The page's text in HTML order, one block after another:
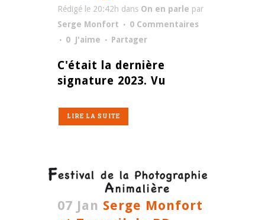
Rédigé le 20:42h dans On en parle par
Serge Monfort
0 Commentaires
0 J'aime Partager
C'était la dernière
signature 2023. Vu
LIRE LA SUITE
07 Jan Serge Monfort